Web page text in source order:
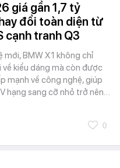
giá gần 1,7 tỷ
đổi toàn diện từ
cạnh tranh Q3
mới, BMW X1 không chỉ
về kiểu dáng mà còn được
mạnh về công nghệ, giúp
hạng sang cỡ nhỏ trở nên…
0